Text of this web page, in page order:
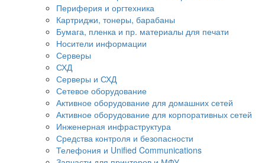
Периферия и оргтехника
Картриджи, тонеры, барабаны
Бумага, пленка и пр. материалы для печати
Носители информации
Серверы
СХД
Серверы и СХД
Сетевое оборудование
Активное оборудование для домашних сетей
Активное оборудование для корпоративных сетей
Инженерная инфраструктура
Средства контроля и безопасности
Телефония и Unified Communications